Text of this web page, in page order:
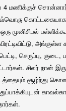
4 மணிக்குச்
கொட்டகையாக
முனிசிபல்
அங்குள்ள
செருப்பு,
சிலர் நான்
சூழ்ந்து